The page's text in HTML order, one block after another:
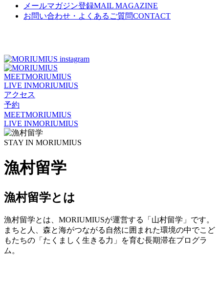
メールマガジン登録MAIL MAGAZINE
お問い合わせ・よくあるご質問CONTACT
MEETMORIUMIUS
LIVE INMORIUMIUS
アクセス
予約
MEETMORIUMIUS
LIVE INMORIUMIUS
STAY IN MORIUMIUS
漁村留学
漁村留学とは
漁村留学とは、MORIUMIUSが運営する「山村留学」です。
まちと人、森と海がつながる自然に囲まれた環境の中でこど
もたちの「たくましく生きる力」を育む長期滞在プログラ
ム。